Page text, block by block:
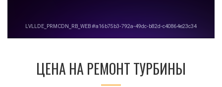
ЦЕНА НА РЕМОНТ ТУРБИНЫ